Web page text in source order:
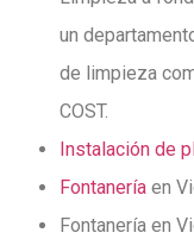
un
de limpieza
COST.
Instalación de
Fontanería en
Fontanería en